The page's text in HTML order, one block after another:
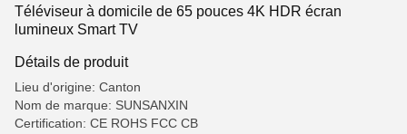
Téléviseur à domicile de 65 pouces 4K HDR écran
lumineux Smart TV
Détails de produit
Lieu d'origine: Canton
Nom de marque: SUNSANXIN
Certification: CE ROHS FCC CB